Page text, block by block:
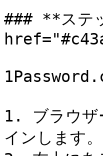
### **ステ
1. ブラウザ
インします。